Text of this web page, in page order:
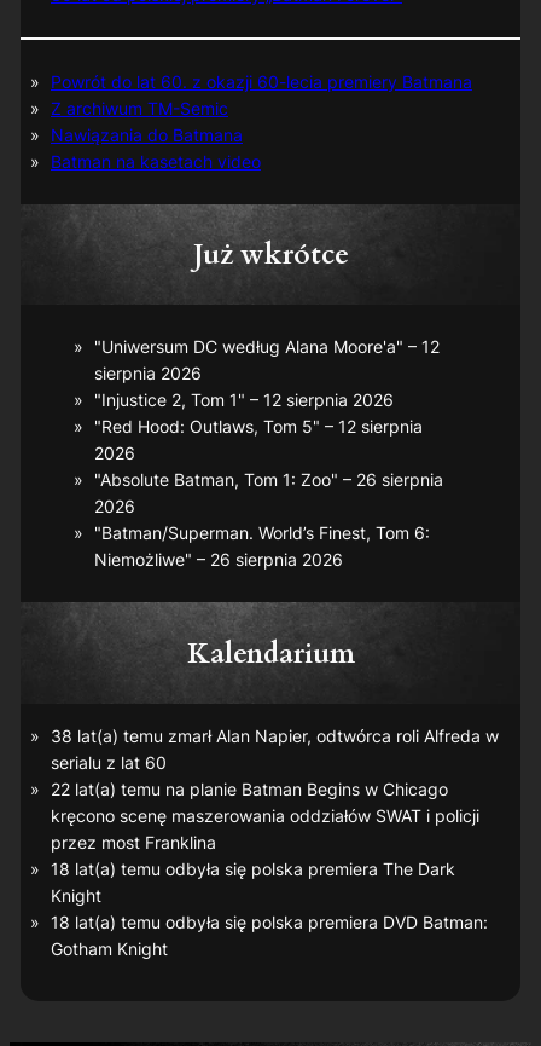
Powrót do lat 60. z okazji 60-lecia premiery Batmana
Z archiwum TM-Semic
Nawiązania do Batmana
Batman na kasetach video
Już wkrótce
"Uniwersum DC według Alana Moore'a" – 12
sierpnia 2026
"Injustice 2, Tom 1" – 12 sierpnia 2026
"Red Hood: Outlaws, Tom 5" – 12 sierpnia
2026
"Absolute Batman, Tom 1: Zoo" – 26 sierpnia
2026
"Batman/Superman. World’s Finest, Tom 6:
Niemożliwe" – 26 sierpnia 2026
Kalendarium
38 lat(a) temu zmarł Alan Napier, odtwórca roli Alfreda w
serialu z lat 60
22 lat(a) temu na planie Batman Beginsw Chicago
kręcono scenę maszerowania oddziałów SWAT i policji
przez most Franklina
18 lat(a) temu odbyła się polska premiera The Dark
Knight
18 lat(a) temu odbyła się polska premiera DVD Batman:
Gotham Knight